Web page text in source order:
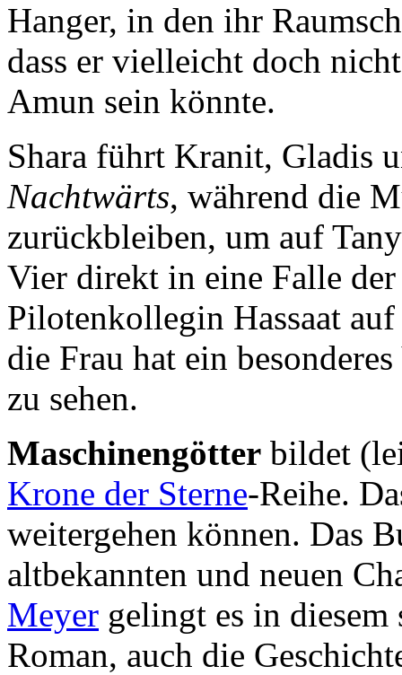
Hanger, in den ihr
dass er vielleicht doch
Amun sein könnte.
Shara führt Kranit, Gladis
Nachtwärts, während die
zurückbleiben, um auf
Vier direkt in eine Falle der
Pilotenkollegin Hassaat
die Frau hat ein
zu sehen.
Maschinengötter bildet
Krone der Sterne-Reihe.
weitergehen können. Das
altbekannten und neuen
Meyer gelingt es in diesem
Roman, auch die